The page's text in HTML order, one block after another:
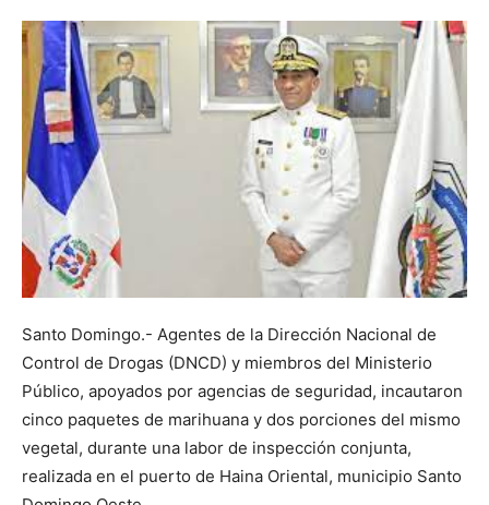
Santo Domingo.- Agentes de la Dirección Nacional de
Control de Drogas (DNCD) y miembros del Ministerio
Público, apoyados por agencias de seguridad, incautaron
cinco paquetes de marihuana y dos porciones del mismo
vegetal, durante una labor de inspección conjunta,
realizada en el puerto de Haina Oriental, municipio Santo